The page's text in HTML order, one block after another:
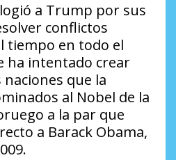
a Trump por sus
conflictos
tiempo en todo el
ha intentado crear
que la
al Nobel de la
a la par que
a Barack Obama,